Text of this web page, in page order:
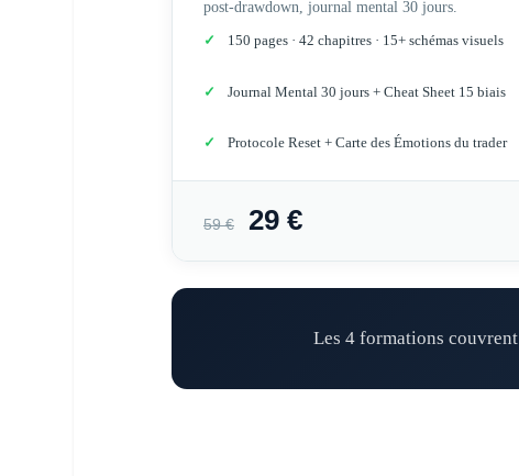
post-drawdown, journal mental 30 jours.
150 pages · 42 chapitres · 15+ schémas visuels
Journal Mental 30 jours + Cheat Sheet 15 biais
Protocole Reset + Carte des Émotions du trader
59 € 29 €
Les 4 formations couvrent